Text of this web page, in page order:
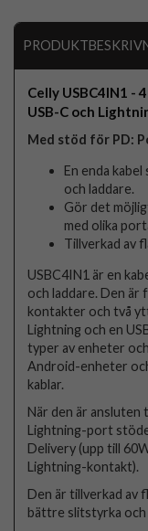
Celly USBC4IN1 -
USB-C och
Med stöd för PD:
En enda
och laddare.
Gör det
med olika
Tillverkad av
USBC4IN1 är en
och laddare. Den är
kontakter och två
Lightning och en
typer av enheter
Android-enheter
kablar.
När den är ansluten
Lightning-port
Delivery (upp till
Lightning-kontakt).
Den är tillverkad av
bättre slitstyrka och